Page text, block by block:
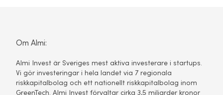
Om Almi:
Almi Invest är Sveriges mest aktiva investerare i startups.
Vi gör investeringar i hela landet via 7 regionala
riskkapitalbolag och ett nationellt riskkapitalbolag inom
GreenTech. Almi Invest förvaltar cirka 3,5 miljarder kronor